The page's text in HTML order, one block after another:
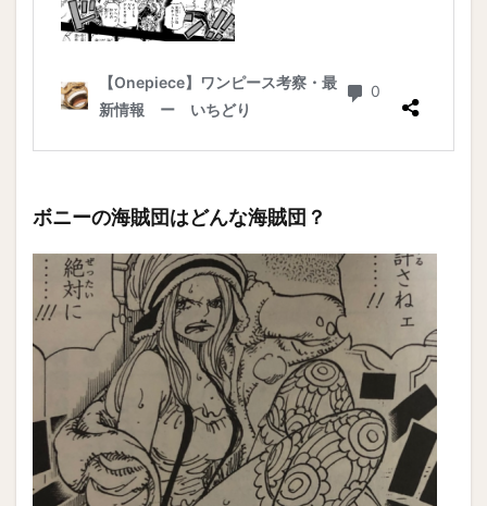
ボニーの海賊団はどんな海賊団？